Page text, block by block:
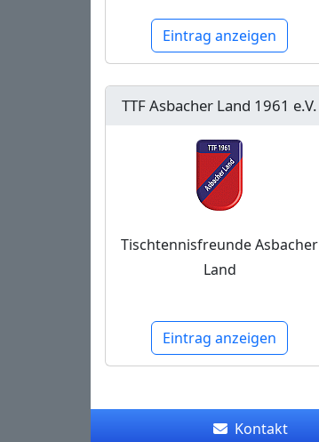
Eintrag anzeigen
TTF Asbacher Land 1961 e.V.
Tischtennisfreunde Asbacher
Land
Eintrag anzeigen
Kontakt